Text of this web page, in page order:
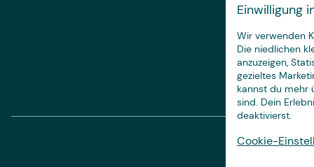
Einwilligung
Wir verwenden
Die niedlichen
anzuzeigen,
gezieltes
kannst du mehr
sind. Dein
deaktivierst.
Cookie-